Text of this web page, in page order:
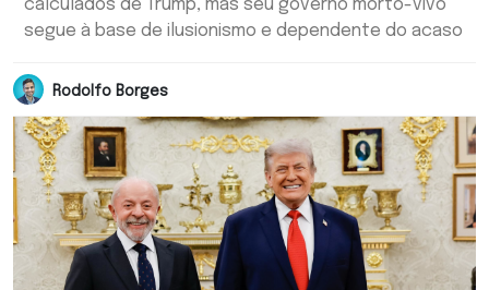
calculados de Trump, mas seu governo morto-vivo
segue à base de ilusionismo e dependente do acaso
Rodolfo Borges